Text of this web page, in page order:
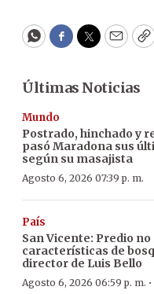
WhatsApp
Facebook
Twitter
Últimas Noticias
Mundo
Postrado, hinchado y
pasó Maradona sus
según su masajista
Agosto 6, 2026 07:39 p. m.
País
San Vicente: Predio
características de
director de Luis Bello
Agosto 6, 2026 06:59 p. m. ·